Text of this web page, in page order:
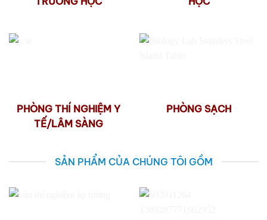
PHÒNG THÍ NGHIỆM Y
TẾ/LÂM SÀNG
PHÒNG SẠCH
SẢN PHẨM CỦA CHÚNG TÔI GỒM